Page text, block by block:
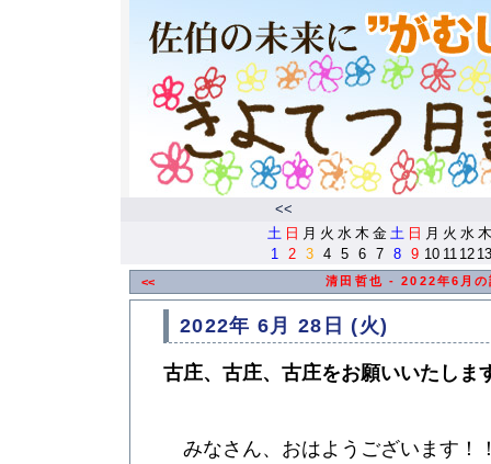
<<
土 日 月 火 水 木 金 土 日 月 火 水 木
1
2 3 4 5 6 7 8 9 10 11 12 13
<< 清田哲也 - 2022年6月の
2022年 6月 28日 (火)
古庄、古庄、古庄をお願いいたしま
みなさん、おはようございます！